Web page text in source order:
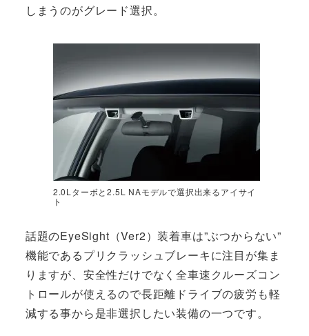
しまうのがグレード選択。
2.0Lターボと2.5L NAモデルで選択出来るアイサイ
ト
話題のEyeSight（Ver2）装着車は”ぶつからない”
機能であるプリクラッシュブレーキに注目が集ま
りますが、安全性だけでなく全車速クルーズコン
トロールが使えるので長距離ドライブの疲労も軽
減する事から是非選択したい装備の一つです。